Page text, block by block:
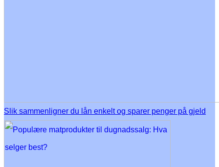
Slik sammenligner du lån enkelt og sparer penger på gjeld